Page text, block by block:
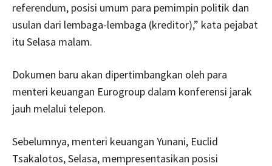
referendum, posisi umum para pemimpin politik dan
usulan dari lembaga-lembaga (kreditor),” kata pejabat
itu Selasa malam.
Dokumen baru akan dipertimbangkan oleh para
menteri keuangan Eurogroup dalam konferensi jarak
jauh melalui telepon.
Sebelumnya, menteri keuangan Yunani, Euclid
Tsakalotos, Selasa, mempresentasikan posisi